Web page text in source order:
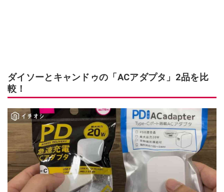
ダイソーとキャンドゥの「ACアダプタ」2品を比
較！